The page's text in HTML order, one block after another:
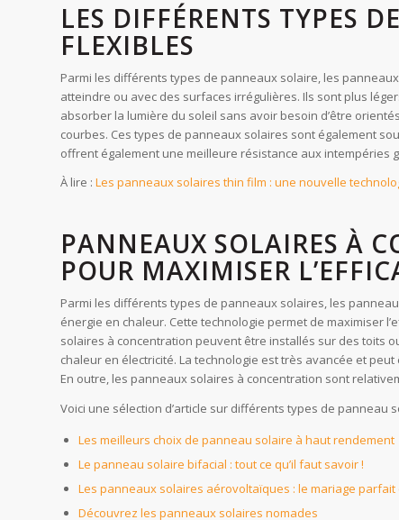
LES DIFFÉRENTS TYPES
FLEXIBLES
Parmi les différents types de panneaux solaire, les
atteindre ou avec des surfaces irrégulières. Ils sont plus
absorber la lumière du soleil sans avoir besoin d’être
courbes. Ces types de panneaux solaires sont également
offrent également une meilleure résistance aux intempéries
À lire : Les panneaux solaires thin film : une nouvelle
PANNEAUX SOLAIRES À
POUR MAXIMISER
Parmi les différents types de panneaux solaires, les
énergie en chaleur. Cette technologie permet de maximiser
solaires à concentration peuvent être installés sur des toits
chaleur en électricité. La technologie est très avancée et
En outre, les panneaux solaires à concentration sont
Voici une sélection d’article sur différents types de panneau
Les meilleurs choix de panneau solaire à haut rendement
Le panneau solaire bifacial : tout ce qu’il faut savoir !
Les panneaux solaires aérovoltaïques : le mariage
Découvrez les panneaux solaires nomades